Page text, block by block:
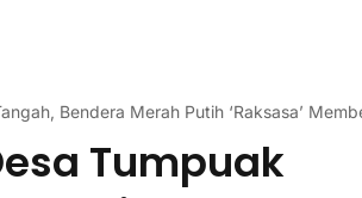
Bendera Merah Putih ‘Raksasa’
Tumpuak